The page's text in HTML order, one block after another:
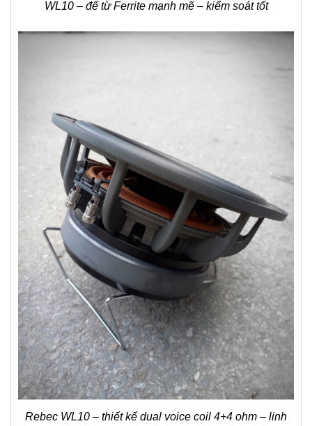
WL10 – đế từ Ferrite mạnh mẽ – kiểm soát tốt
Rebec WL10 – thiết kế dual voice coil 4+4 ohm – linh